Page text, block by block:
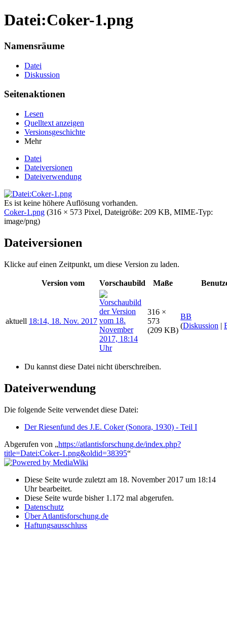
Datei:Coker-1.png
Namensräume
Datei
Diskussion
Seitenaktionen
Lesen
Quelltext anzeigen
Versionsgeschichte
Mehr
Datei
Dateiversionen
Dateiverwendung
Es ist keine höhere Auflösung vorhanden.
Coker-1.png (316 × 573 Pixel, Dateigröße: 209 KB, MIME-Typ:
image/png)
Dateiversionen
Klicke auf einen Zeitpunkt, um diese Version zu laden.
Version vom Vorschaubild Maße
aktuell 18:14, 18. Nov. 2017
316 ×
573
(209 KB)
BB
(Diskussion |
Du kannst diese Datei nicht überschreiben.
Dateiverwendung
Die folgende Seite verwendet diese Datei:
Der Riesenfund des J.E. Coker (Sonora, 1930) - Teil I
Abgerufen von „https://atlantisforschung.de/index.php?
title=Datei:Coker-1.png&oldid=38395“
Diese Seite wurde zuletzt am 18. November 2017 um 18:14
Uhr bearbeitet.
Diese Seite wurde bisher 1.172 mal abgerufen.
Datenschutz
Über Atlantisforschung.de
Haftungsausschluss